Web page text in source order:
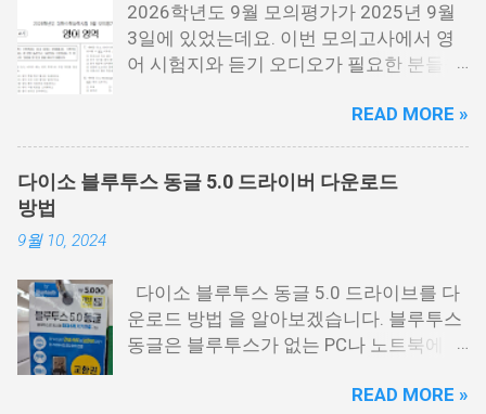
수] 수능 영어 짝수.pdf 수능 영어듣기 음성
수능 영어 정답지 수능 영어 정답지 수능
영어듣기 대본.pdf 영어듣기 대본.pdf 영어
시면 점3개를 눌르면 다운로드를 받을 수
있는 버튼이 나옵니다. 이걸 눌르시면 됩니
다. 수능 영어듣기.MP3 📌 2026학년도 수
2026학년도 9월 모의평가가 2025년 9월
3일에 있었는데요. 이번 모의고사에서 영
어 시험지와 듣기 오디오가 필요한 분들을
분들 모두 응원합니다. 이번 시험은 수능시
험전에 마지막 모의고사 시험으로 수능을
보는 분들에게 아주 중요한 시험입니다. 저
같은 경우에도 9월 시험은 수능때까지 여
답지 영어 정답지 9월 모의고사 영어 해설
지 9월 모의고사 해설지.pdf 9월 모의고사
영어음성.mp3 영어듣기.mp3 9월 모의고
https://cdn.kice.re.kr/sumo2609/index.ht
READ MORE »
다이소 블루투스 동글 5.0 드라이버 다운로드
방법
9월 10, 2024
다이소 블루투스 동글 5.0 드라이브를 다
운로드 방법 을 알아보겠습니다. 블루투스
동글은 블루투스가 없는 PC나 노트북에 연
USB 동글을 말하는데요. 저도 PC에 블루투
READ MORE »